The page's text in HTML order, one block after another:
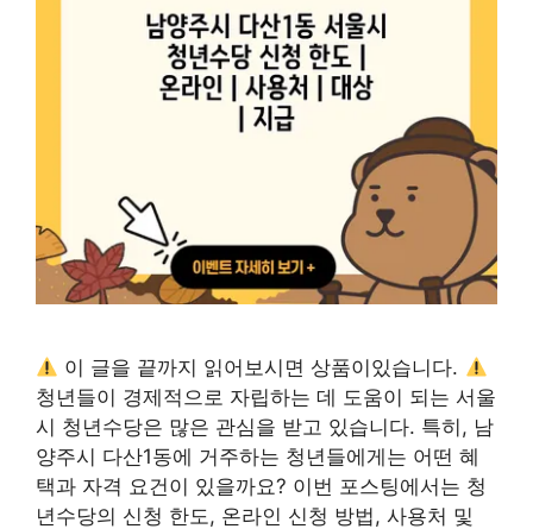
이 글을 끝까지 읽어보시면 상품이있습니다.
청년들이 경제적으로 자립하는 데 도움이 되는 서울
시 청년수당은 많은 관심을 받고 있습니다. 특히, 남
양주시 다산1동에 거주하는 청년들에게는 어떤 혜
택과 자격 요건이 있을까요? 이번 포스팅에서는 청
년수당의 신청 한도, 온라인 신청 방법, 사용처 및